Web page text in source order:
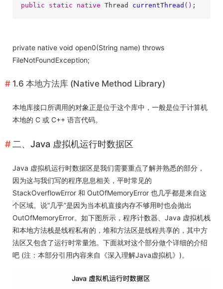
public static native Thread currentThread ()
private native void open0(String name) throws
FileNotFoundException;
1.6 本地方法库 (Native Method Library)
本地库接口所调用的对象正是位于这个库中，一般是位于计算机
本地的 C 或 C++ 语言代码。
二、Java 虚拟机运行时数据区
Java 虚拟机运行时数据区是我们需要重点了解并熟悉的部分，
因为这与我们写的程序息息相关，平时常见的
StackOverflowError 和 OutOfMemoryError 也几乎都是来自这
个区域。说“几乎”是因为当本机直接内存不够用时也会抛出
OutOfMemoryError。如下图所示，程序计数器、Java 虚拟机栈
和本地方法栈是线程私有的，堆和方法区是线程共享的，其中方
法区又包含了运行时常量池。下面就对这个部分做个详细的介绍
吧 (注：本部分引用内容来自《深入理解Java虚拟机》)。